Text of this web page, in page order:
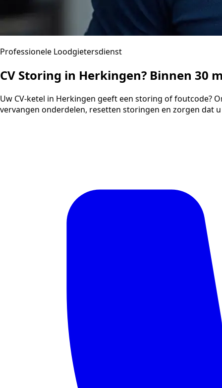
Professionele Loodgietersdienst
CV Storing in Herkingen? Binnen 30
Uw CV-ketel in Herkingen geeft een storing of foutcode?
vervangen onderdelen, resetten storingen en zorgen dat